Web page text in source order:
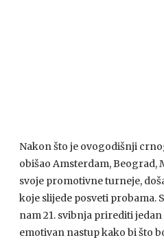
Nakon što je ovogodišnji
obišao Amsterdam, Beograd,
svoje promotivne turneje,
koje slijede posveti probama.
nam 21. svibnja prirediti
emotivan nastup kako bi što